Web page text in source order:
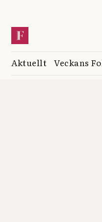
Aktuellt Veckans